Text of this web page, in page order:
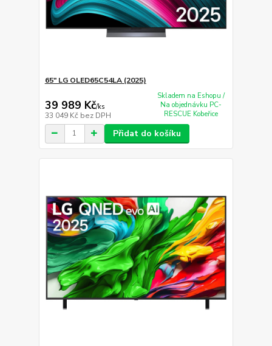
65" LG OLED65C54LA (2025)
39 989 Kč/ks
33 049 Kč bez DPH
Skladem na Eshopu /
Na objednávku PC-
RESCUE Kobeřice
Přidat do košíku